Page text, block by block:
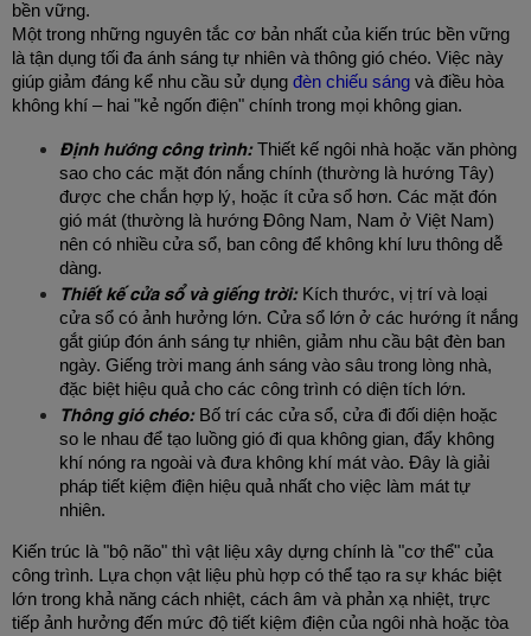
bền vững.
Một trong những nguyên tắc cơ bản nhất của kiến trúc bền vững
là tận dụng tối đa ánh sáng tự nhiên và thông gió chéo. Việc này
giúp giảm đáng kể nhu cầu sử dụng đèn chiếu sáng và điều hòa
không khí – hai "kẻ ngốn điện" chính trong mọi không gian.
Định hướng công trình: Thiết kế ngôi nhà hoặc văn phòng
sao cho các mặt đón nắng chính (thường là hướng Tây)
được che chắn hợp lý, hoặc ít cửa sổ hơn. Các mặt đón
gió mát (thường là hướng Đông Nam, Nam ở Việt Nam)
nên có nhiều cửa sổ, ban công để không khí lưu thông dễ
dàng.
Thiết kế cửa sổ và giếng trời: Kích thước, vị trí và loại
cửa sổ có ảnh hưởng lớn. Cửa sổ lớn ở các hướng ít nắng
gắt giúp đón ánh sáng tự nhiên, giảm nhu cầu bật đèn ban
ngày. Giếng trời mang ánh sáng vào sâu trong lòng nhà,
đặc biệt hiệu quả cho các công trình có diện tích lớn.
Thông gió chéo: Bố trí các cửa sổ, cửa đi đối diện hoặc
so le nhau để tạo luồng gió đi qua không gian, đẩy không
khí nóng ra ngoài và đưa không khí mát vào. Đây là giải
pháp tiết kiệm điện hiệu quả nhất cho việc làm mát tự
nhiên.
Kiến trúc là "bộ não" thì vật liệu xây dựng chính là "cơ thể" của
công trình. Lựa chọn vật liệu phù hợp có thể tạo ra sự khác biệt
lớn trong khả năng cách nhiệt, cách âm và phản xạ nhiệt, trực
tiếp ảnh hưởng đến mức độ tiết kiệm điện của ngôi nhà hoặc tòa